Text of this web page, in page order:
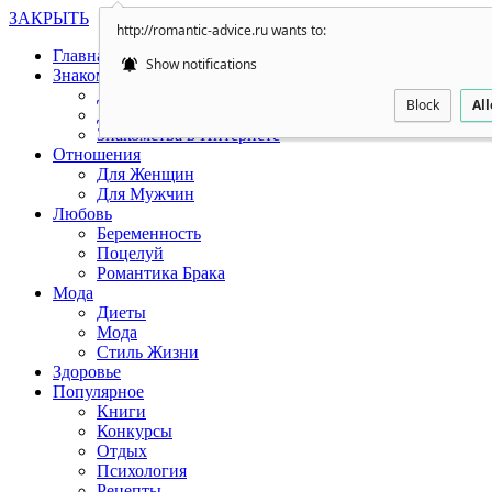
http://romantic-advice.ru wants to:
Show notifications
Block
ЗАКРЫТЬ
Главная
Знакомства
Для Женщин
Для Мужчин
Знакомства в Интернете
Отношения
Для Женщин
Для Мужчин
Любовь
Беременность
Поцелуй
Романтика Брака
Мода
Диеты
Мода
Стиль Жизни
Здоровье
Популярное
Книги
Конкурсы
Отдых
Психология